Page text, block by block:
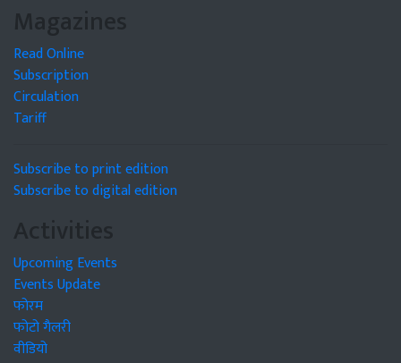
Magazines
Read Online
Subscription
Circulation
Tariff
Subscribe to print edition
Subscribe to digital edition
Activities
Upcoming Events
Events Update
फोरम
फोटो गैलरी
वीडियो